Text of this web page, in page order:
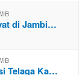
di Jambi…
Telaga Ka…